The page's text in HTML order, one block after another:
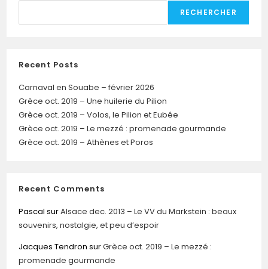
RECHERCHER
Recent Posts
Carnaval en Souabe – février 2026
Grèce oct. 2019 – Une huilerie du Pilion
Grèce oct. 2019 – Volos, le Pilion et Eubée
Grèce oct. 2019 – Le mezzé : promenade gourmande
Grèce oct. 2019 – Athènes et Poros
Recent Comments
Pascal surAlsace dec. 2013 – Le VV du Markstein : beaux
souvenirs, nostalgie, et peu d’espoir
Jacques Tendron surGrèce oct. 2019 – Le mezzé :
promenade gourmande